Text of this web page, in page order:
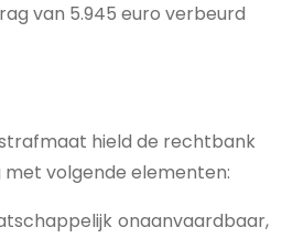
van 5.945 euro verbeurd
hield de rechtbank
volgende elementen:
onaanvaardbaar,